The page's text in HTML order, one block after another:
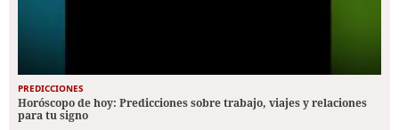
PREDICCIONES
Horóscopo de hoy: Predicciones sobre trabajo, viajes y relaciones
para tu signo